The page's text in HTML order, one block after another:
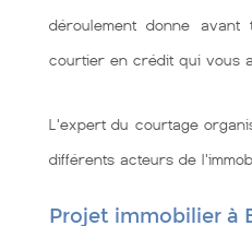
déroulement donne
courtier en crédit qui vous
L'expert du courtage
différents acteurs de
Projet immobilier à